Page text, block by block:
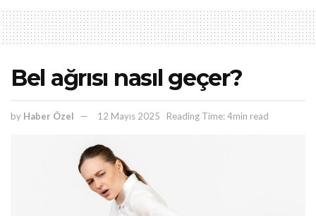
Bel ağrısı nasıl geçer?
by Haber Özel 12 Mayıs 2025 Reading Time: 4min read